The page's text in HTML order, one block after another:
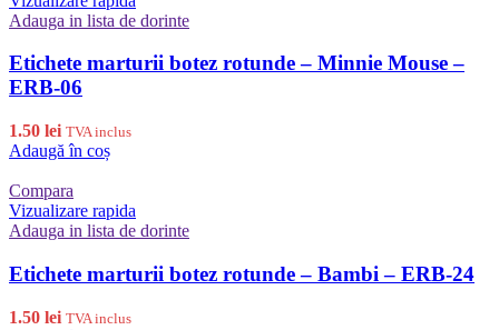
Adauga in lista de dorinte
Etichete marturii botez rotunde – Minnie Mouse –
ERB-06
1.50 lei TVA inclus
Adaugă în coș
Compara
Vizualizare rapida
Adauga in lista de dorinte
Etichete marturii botez rotunde – Bambi – ERB-24
1.50 lei TVA inclus